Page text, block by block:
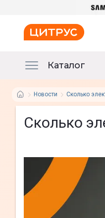
Каталог
Новости Сколько
Сколько